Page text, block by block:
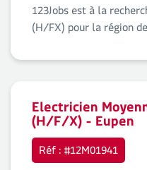
123Jobs est à la
(H/FX) pour la région
Electricien
(H/F/X) - Eupen
Réf : #12M01941